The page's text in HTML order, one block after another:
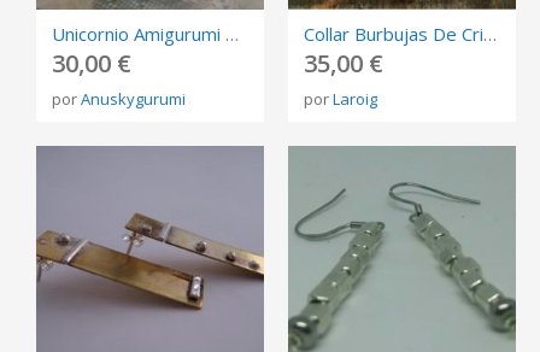
Unicornio Amigurumi Blanco
30,00 €
porAnuskygurumi
Collar Burbujas De Cristal Soplado
35,00 €
porLaroig